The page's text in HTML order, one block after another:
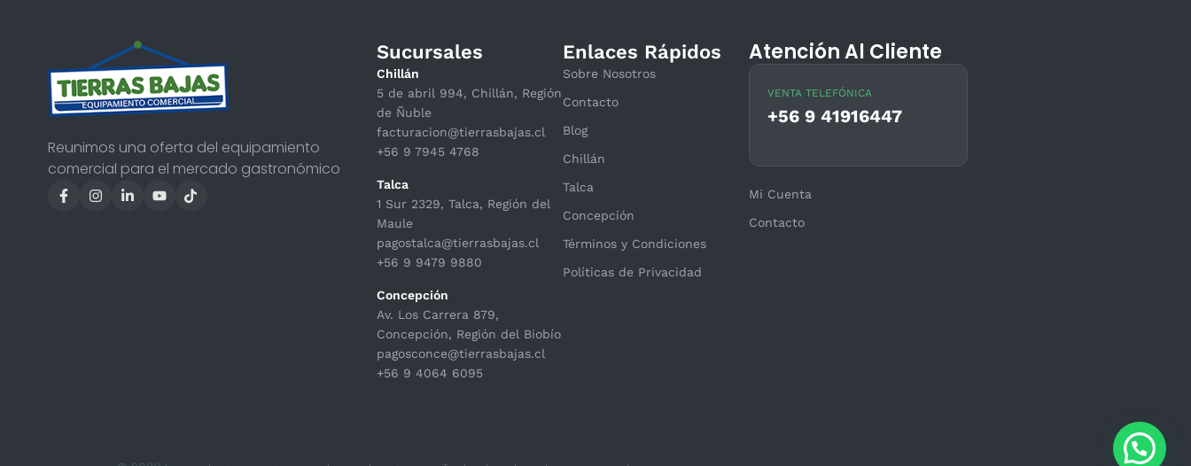
Reunimos una oferta del equipamiento
comercial para el mercado gastronómico
Sucursales
Chillán
5 de abril 994, Chillán, Región
de Ñuble
facturacion@tierrasbajas.cl
+56 9 7945 4768
Talca
1 Sur 2329, Talca, Región del
Maule
pagostalca@tierrasbajas.cl
+56 9 9479 9880
Concepción
Av. Los Carrera 879,
Concepción, Región del Biobío
pagosconce@tierrasbajas.cl
+56 9 4064 6095
Enlaces Rápidos
Sobre Nosotros
Contacto
Blog
Chillán
Talca
Concepción
Términos y Condiciones
Políticas de Privacidad
Atención Al Cliente
VENTA TELEFÓNICA
+56 9 41916447
Mi Cuenta
Contacto